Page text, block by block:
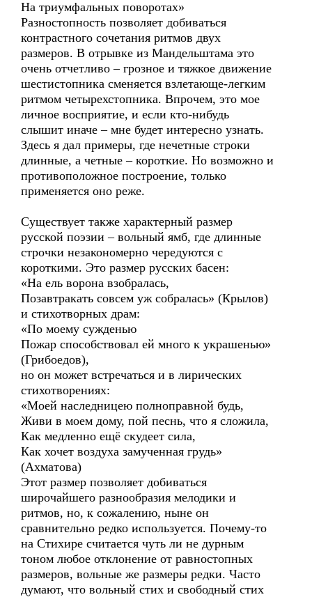
На триумфальных поворотах»
Разностопность позволяет добиваться
контрастного сочетания ритмов двух
размеров. В отрывке из Мандельштама это
очень отчетливо – грозное и тяжкое движение
шестистопника сменяется взлетающе-легким
ритмом четырехстопника. Впрочем, это мое
личное восприятие, и если кто-нибудь
слышит иначе – мне будет интересно узнать.
Здесь я дал примеры, где нечетные строки
длинные, а четные – короткие. Но возможно и
противоположное построение, только
применяется оно реже.
Существует также характерный размер
русской поэзии – вольный ямб, где длинные
строчки незакономерно чередуются с
короткими. Это размер русских басен:
«На ель ворона взобралась,
Позавтракать совсем уж собралась» (Крылов)
и стихотворных драм:
«По моему сужденью
Пожар способствовал ей много к украшенью»
(Грибоедов),
но он может встречаться и в лирических
стихотворениях:
«Моей наследницею полноправной будь,
Живи в моем дому, пой песнь, что я сложила,
Как медленно ещё скудеет сила,
Как хочет воздуха замученная грудь»
(Ахматова)
Этот размер позволяет добиваться
широчайшего разнообразия мелодики и
ритмов, но, к сожалению, ныне он
сравнительно редко используется. Почему-то
на Стихире считается чуть ли не дурным
тоном любое отклонение от равностопных
размеров, вольные же размеры редки. Часто
думают, что вольный стих и свободный стих